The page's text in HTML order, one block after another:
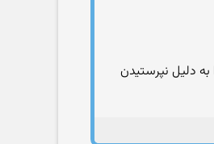
دلیل نپرستیدن